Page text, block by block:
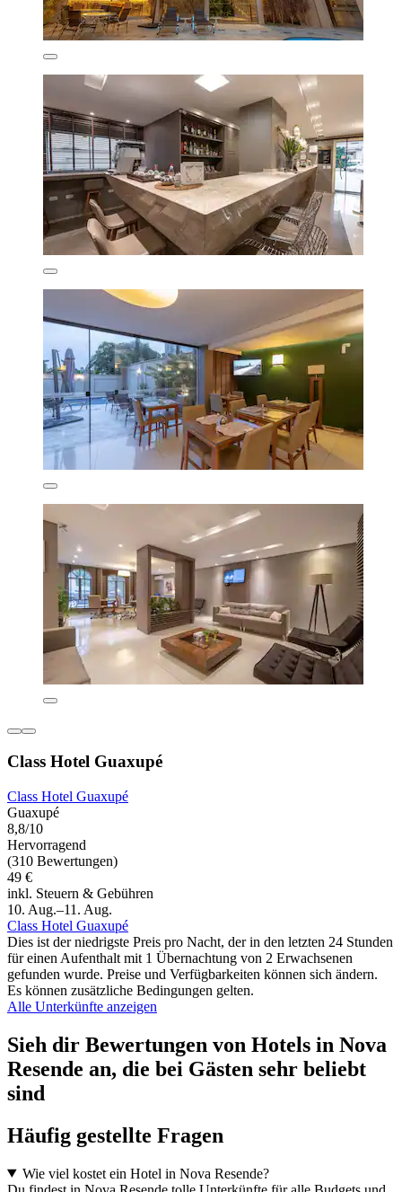
Class Hotel Guaxupé
Class Hotel Guaxupé
Guaxupé
8,8/10
Hervorragend
(310 Bewertungen)
49 €
inkl. Steuern & Gebühren
10. Aug.–11. Aug.
Class Hotel Guaxupé
Dies ist der niedrigste Preis pro Nacht, der in den letzten 24 Stunden
für einen Aufenthalt mit 1 Übernachtung von 2 Erwachsenen
gefunden wurde. Preise und Verfügbarkeiten können sich ändern.
Es können zusätzliche Bedingungen gelten.
Alle Unterkünfte anzeigen
Sieh dir Bewertungen von Hotels in Nova
Resende an, die bei Gästen sehr beliebt
sind
Häufig gestellte Fragen
Wie viel kostet ein Hotel in Nova Resende?